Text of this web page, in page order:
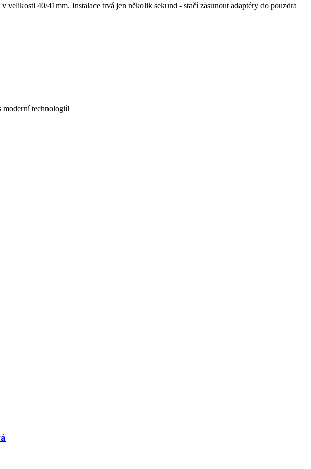
40/41mm. Instalace trvá jen několik sekund - stačí zasunout adaptéry do pouzdra
moderní technologií!